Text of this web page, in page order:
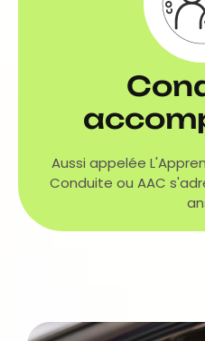
Aussi appelée
Conduite ou AAC